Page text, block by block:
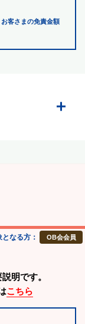
客さまの免責金額
となる方： OB会会員
明です。
こちら